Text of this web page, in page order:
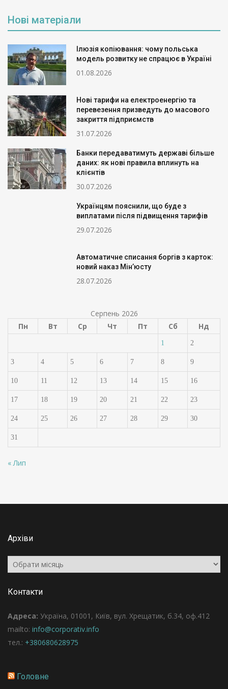
Нові матеріали
Ілюзія копіювання: чому польська
модель розвитку не спрацює в Україні
01.08.2026
Нові тарифи на електроенергію та
перевезення призведуть до масового
закриття підприємств
31.07.2026
Банки передаватимуть державі більше
даних: як нові правила вплинуть на
клієнтів
30.07.2026
Українцям пояснили, що буде з
виплатами після підвищення тарифів
29.07.2026
Автоматичне списання боргів з карток:
новий наказ Мін’юсту
28.07.2026
Серпень 2026
Пн
Вт Ср Чт Пт Сб Нд
1 2
3 4 5 6 7 8 9
10 11 12 13 14 15 16
17 18 19 20 21 22 23
24 25 26 27 28 29 30
31
« Лип
Архіви
Архіви
Контакти
Адреса: Україна, 01001, Київ, вул. Хрещатик, б.34, оф.412
mailto: info@corporativ.info
тел.: +380680628975
Головне